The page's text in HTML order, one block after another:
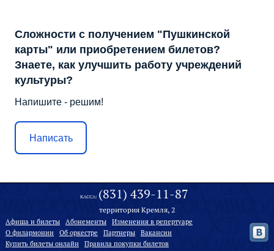
Сложности с получением "Пушкинской
карты" или приобретением билетов?
Знаете, как улучшить работу учреждений
культуры?
Напишите - решим!
Написать
КАССА: (831) 439-11-87
территория Кремля, 2
Афиша и билеты Абонементы
Изменения в репертуаре
О филармонии
Oб оркестре Партнеры
Вакансии
Купить билеты онлайн
Правила покупки билетов